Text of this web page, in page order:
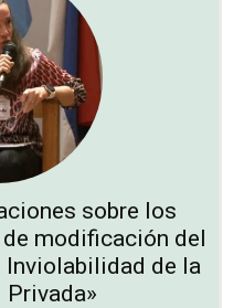
sobre los
modificación del
Inviolabilidad de la
Privada»